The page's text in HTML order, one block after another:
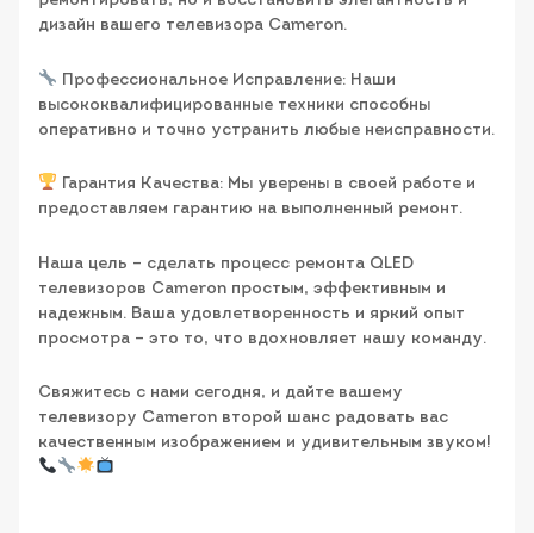
дизайн вашего телевизора Cameron.
Профессиональное Исправление: Наши
высококвалифицированные техники способны
оперативно и точно устранить любые неисправности.
Гарантия Качества: Мы уверены в своей работе и
предоставляем гарантию на выполненный ремонт.
Наша цель – сделать процесс ремонта QLED
телевизоров Cameron простым, эффективным и
надежным. Ваша удовлетворенность и яркий опыт
просмотра – это то, что вдохновляет нашу команду.
Свяжитесь с нами сегодня, и дайте вашему
телевизору Cameron второй шанс радовать вас
качественным изображением и удивительным звуком!